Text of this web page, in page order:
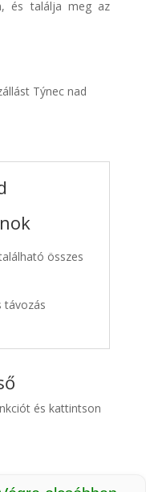
és találja meg az
Týnec nad
összes
távozás
és kattintson